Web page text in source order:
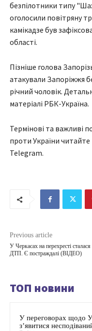
безпілотники типу
оголосили повітряну
камікадзе був
області.
Пізніше голова
атакували Запоріжжя
річний чоловік.
матеріалі РБК-Україна.
Термінові та важливі
проти України
Telegram.
Previous article
У Черкасах на перехресті сталася
ДТП. Є постраждалі (ВІДЕО)
ТОП новини
У переговорах щодо
з’явитися